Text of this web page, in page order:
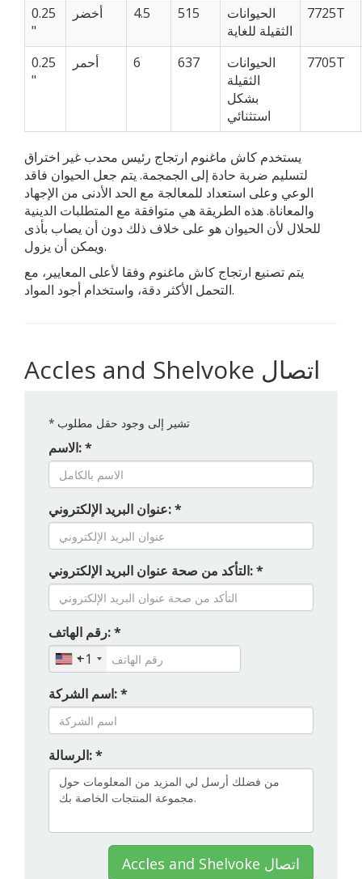
0.25
"
أخضر 4.5 515
الحيوانات
الثقيلة للغاية
7725T
0.25
"
أحمر 6 637
الحيوانات
الثقيلة
بشكل
استثنائي
7705T
يستخدم كاش ماغنوم ارتجاج رئيس محدب غير اختراق
لتسليم ضربة حادة إلى الجمجمة. يتم جعل الحيوان فاقد
الوعي وعلى استعداد للمعالجة مع الحد الأدنى من الإجهاد
والمعاناة. هذه الطريقة هي متوافقة مع المتطلبات الدينية
للحلال لأن الحيوان هو على خلاف ذلك دون أن يصاب بأذى
ويمكن أن يزول.
يتم تصنيع ارتجاج كاش ماغنوم وفقا لأعلى المعايير، مع
التحمل الأكثر دقة، واستخدام أجود المواد.
Accles and Shelvoke اتصال
* تشير إلى وجود حقل مطلوب
الاسم: *
عنوان البريد الإلكتروني: *
التأكد من صحة عنوان البريد الإلكتروني: *
رقم الهاتف: *
+1
اسم الشركة: *
الرسالة: *
Accles and Shelvoke اتصال